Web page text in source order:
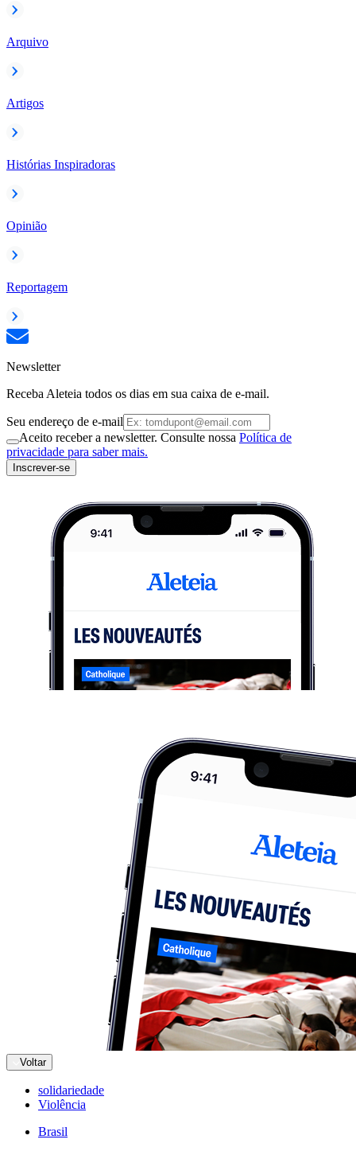
Arquivo
Artigos
Histórias Inspiradoras
Opinião
Reportagem
Newsletter
Receba Aleteia todos os dias em sua caixa de e-mail.
Seu endereço de e-mail
Aceito receber a newsletter. Consulte nossa Política de
privacidade para saber mais.
Inscrever-se
Voltar
solidariedade
Violência
Brasil